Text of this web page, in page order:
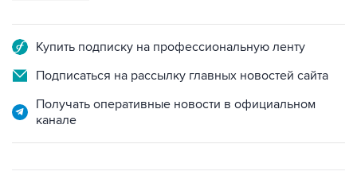
Купить подписку на профессиональную ленту
Подписаться на рассылку главных новостей сайта
Получать оперативные новости в официальном
канале